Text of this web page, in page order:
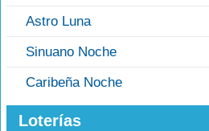
Astro Luna
Sinuano Noche
Caribeña Noche
Loterías